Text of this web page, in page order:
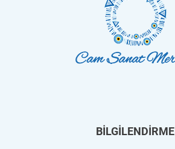
BİLGİLENDİRME